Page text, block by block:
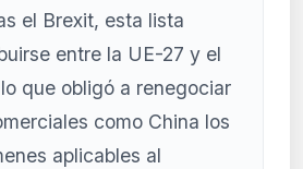
el Brexit, esta lista
entre la UE-27 y el
que obligó a renegociar
como China los
aplicables al